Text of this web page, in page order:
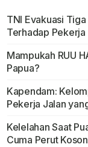
TNI Evakuasi
Terhadap
Mampukah RUU
Papua?
Kapendam:
Pekerja Jalan
Kelelahan Saat
Cuma Perut